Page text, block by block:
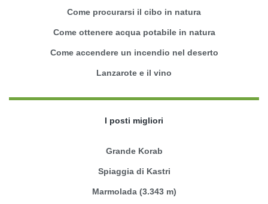
Come procurarsi il cibo in natura
Come ottenere acqua potabile in natura
Come accendere un incendio nel deserto
Lanzarote e il vino
I posti migliori
Grande Korab
Spiaggia di Kastri
Marmolada (3.343 m)